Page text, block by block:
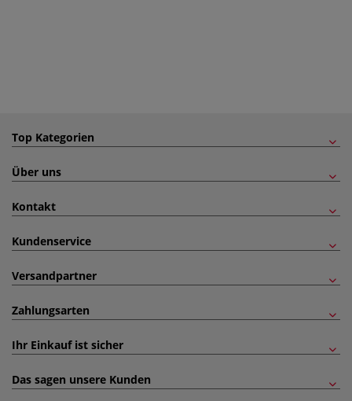
Top Kategorien
Über uns
Kontakt
Kundenservice
Versandpartner
Zahlungsarten
Ihr Einkauf ist sicher
Das sagen unsere Kunden